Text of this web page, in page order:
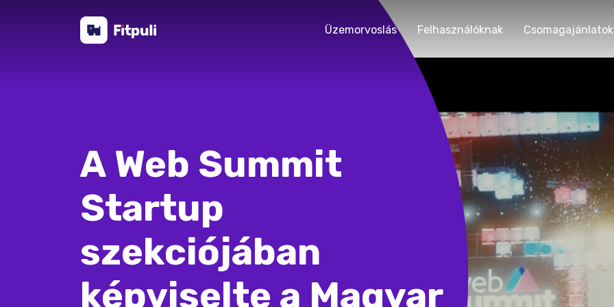
Üzemorvoslás Felhasználóknak Csomagajánlatok
A Web Summit
Startup
szekciójában
képviselte a Magyar